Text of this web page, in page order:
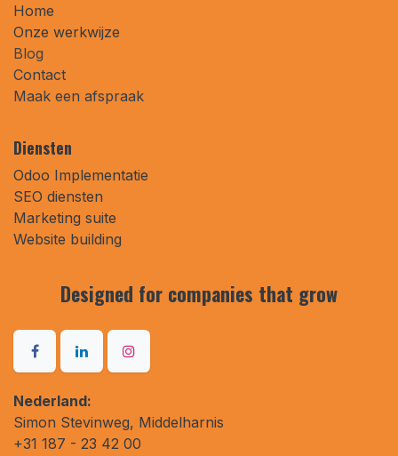
Home
Onze werkwijze
Blog
Contact
Maak een afspraak
Diensten
Odoo Implementatie
SEO diensten
Marketing suite
Website building
Designed for companies that grow
Nederland:
Simon Stevinweg, Middelharnis
+31 187 - 23 42 00